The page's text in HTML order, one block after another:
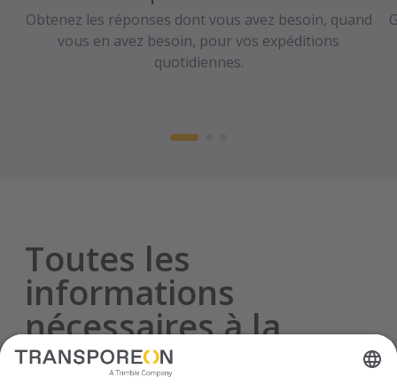
Obtenez les réponses dont vous avez besoin, quand
vous en avez besoin, pour vos expéditions
quotidiennes.
Toutes les
informations
nécessaires à la
compréhension des